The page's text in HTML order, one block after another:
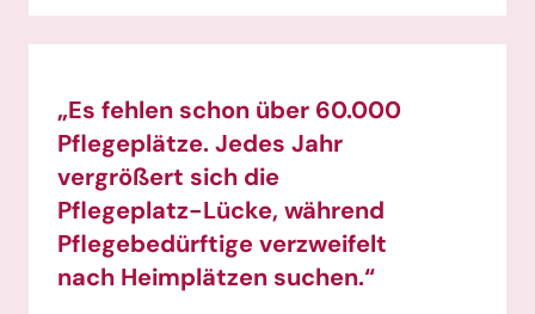
„Es fehlen schon über 60.000
Pflegeplätze. Jedes Jahr
vergrößert sich die
Pflegeplatz-Lücke, während
Pflegebedürftige verzweifelt
nach Heimplätzen suchen.“